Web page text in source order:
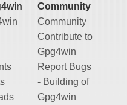
Community
Community
Contribute to
Gpg4win
Report Bugs
- Building of
Gpg4win